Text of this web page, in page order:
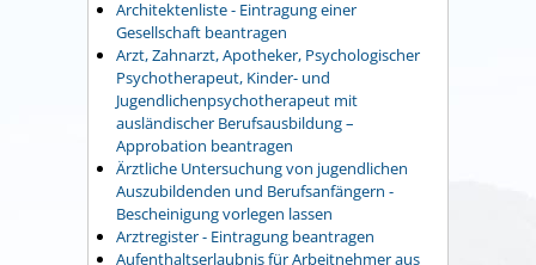
Architektenliste - Eintragung einer
Gesellschaft beantragen
Arzt, Zahnarzt, Apotheker, Psychologischer
Psychotherapeut, Kinder- und
Jugendlichenpsychotherapeut mit
ausländischer Berufsausbildung –
Approbation beantragen
Ärztliche Untersuchung von jugendlichen
Auszubildenden und Berufsanfängern -
Bescheinigung vorlegen lassen
Arztregister - Eintragung beantragen
Aufenthaltserlaubnis für Arbeitnehmer aus